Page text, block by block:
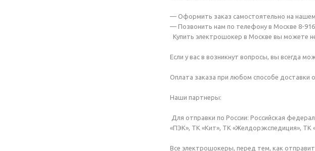
— Оформить заказ самостоятельно на нашем
— Позвонить нам по телефону в Москве 8-
Купить электрошокер в Москве вы можете
Если у вас в возникнут вопросы, вы всегда
Оплата заказа при любом способе доставки
Наши партнеры:
Для отправки по России: Российская
«ПЭК», ТК «Кит», ТК «Желдорэкспедиция», ТК
Все электрошокеры, перед тем, как